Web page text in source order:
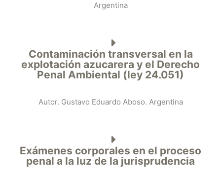
Argentina
Contaminación transversal en la
explotación azucarera y el Derecho
Penal Ambiental (ley 24.051)
Autor. Gustavo Eduardo Aboso. Argentina
Exámenes corporales en el proceso
penal a la luz de la jurisprudencia